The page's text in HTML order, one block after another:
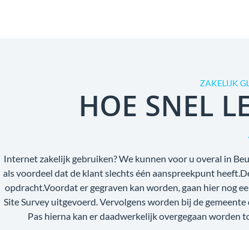
ZAKELIJK
HOE SNEL
Internet zakelijk gebruiken? We kunnen voor u overal in
als voordeel dat de klant slechts één aanspreekpunt
opdracht.Voordat er gegraven kan worden, gaan hier nog
Site Survey uitgevoerd. Vervolgens worden bij de
Pas hierna kan er daadwerkelijk overgegaan worden